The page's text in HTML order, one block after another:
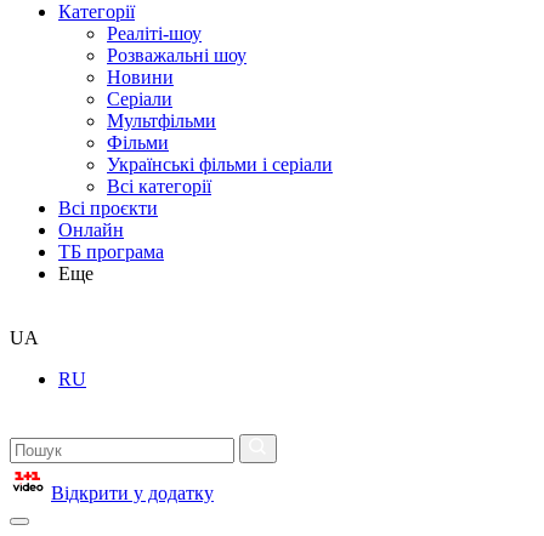
Категорії
Реаліті-шоу
Розважальні шоу
Новини
Серіали
Мультфільми
Фільми
Українські фільми і серіали
Всі категорії
Всі проєкти
Онлайн
ТБ програма
Еще
UA
RU
Відкрити у додатку